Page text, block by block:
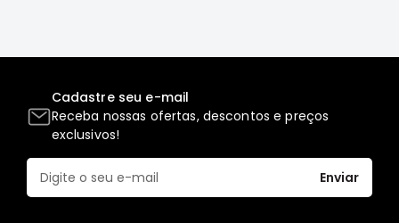
Grandis
Suspensão
Correias
Filtros
Cadastre seu e-mail
Receba nossas ofertas, descontos e preços
exclusivos!
Enviar